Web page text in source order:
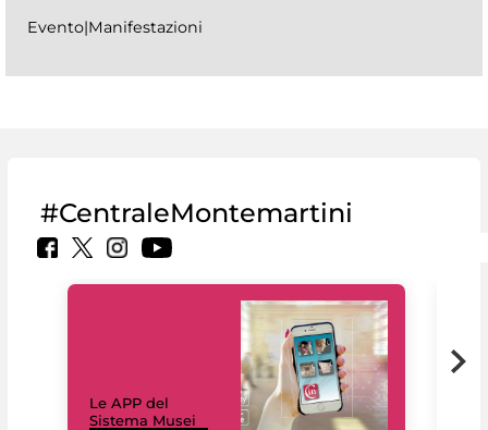
Evento|Manifestazioni
#CentraleMontemartini
Le APP del
Sistema Musei